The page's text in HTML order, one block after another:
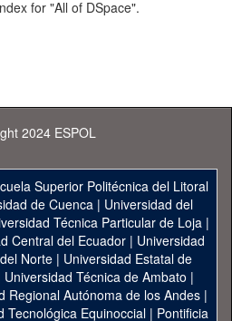
for "All of DSpace".
2024 ESPOL
Superior Politécnica del Litoral
de Cuenca| Universidad del
Técnica Particular de Loja|
Central del Ecuador| Universidad
Norte | Universidad Estatal de
Universidad Técnica de Ambato |
Regional Autónoma de los Andes|
Tecnológica Equinoccial| Pontificia